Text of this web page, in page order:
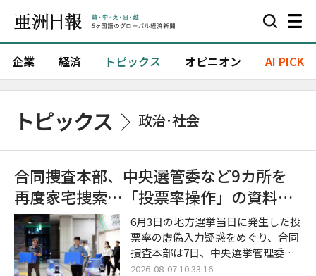
企業 経済 トピックス オピニオン AI PICK
トピックス 政治·社会
合同捜査本部、中央選管委など9カ所を
再度家宅捜索…「投票率操作」の資料を
確保
6月3日の地方選挙当日に発生した投
票率の虚偽入力疑惑をめぐり、合同
捜査本部は7日、中央選挙管理委員
会および地方選管委に対する追加の
2026-08-07 10:33:16